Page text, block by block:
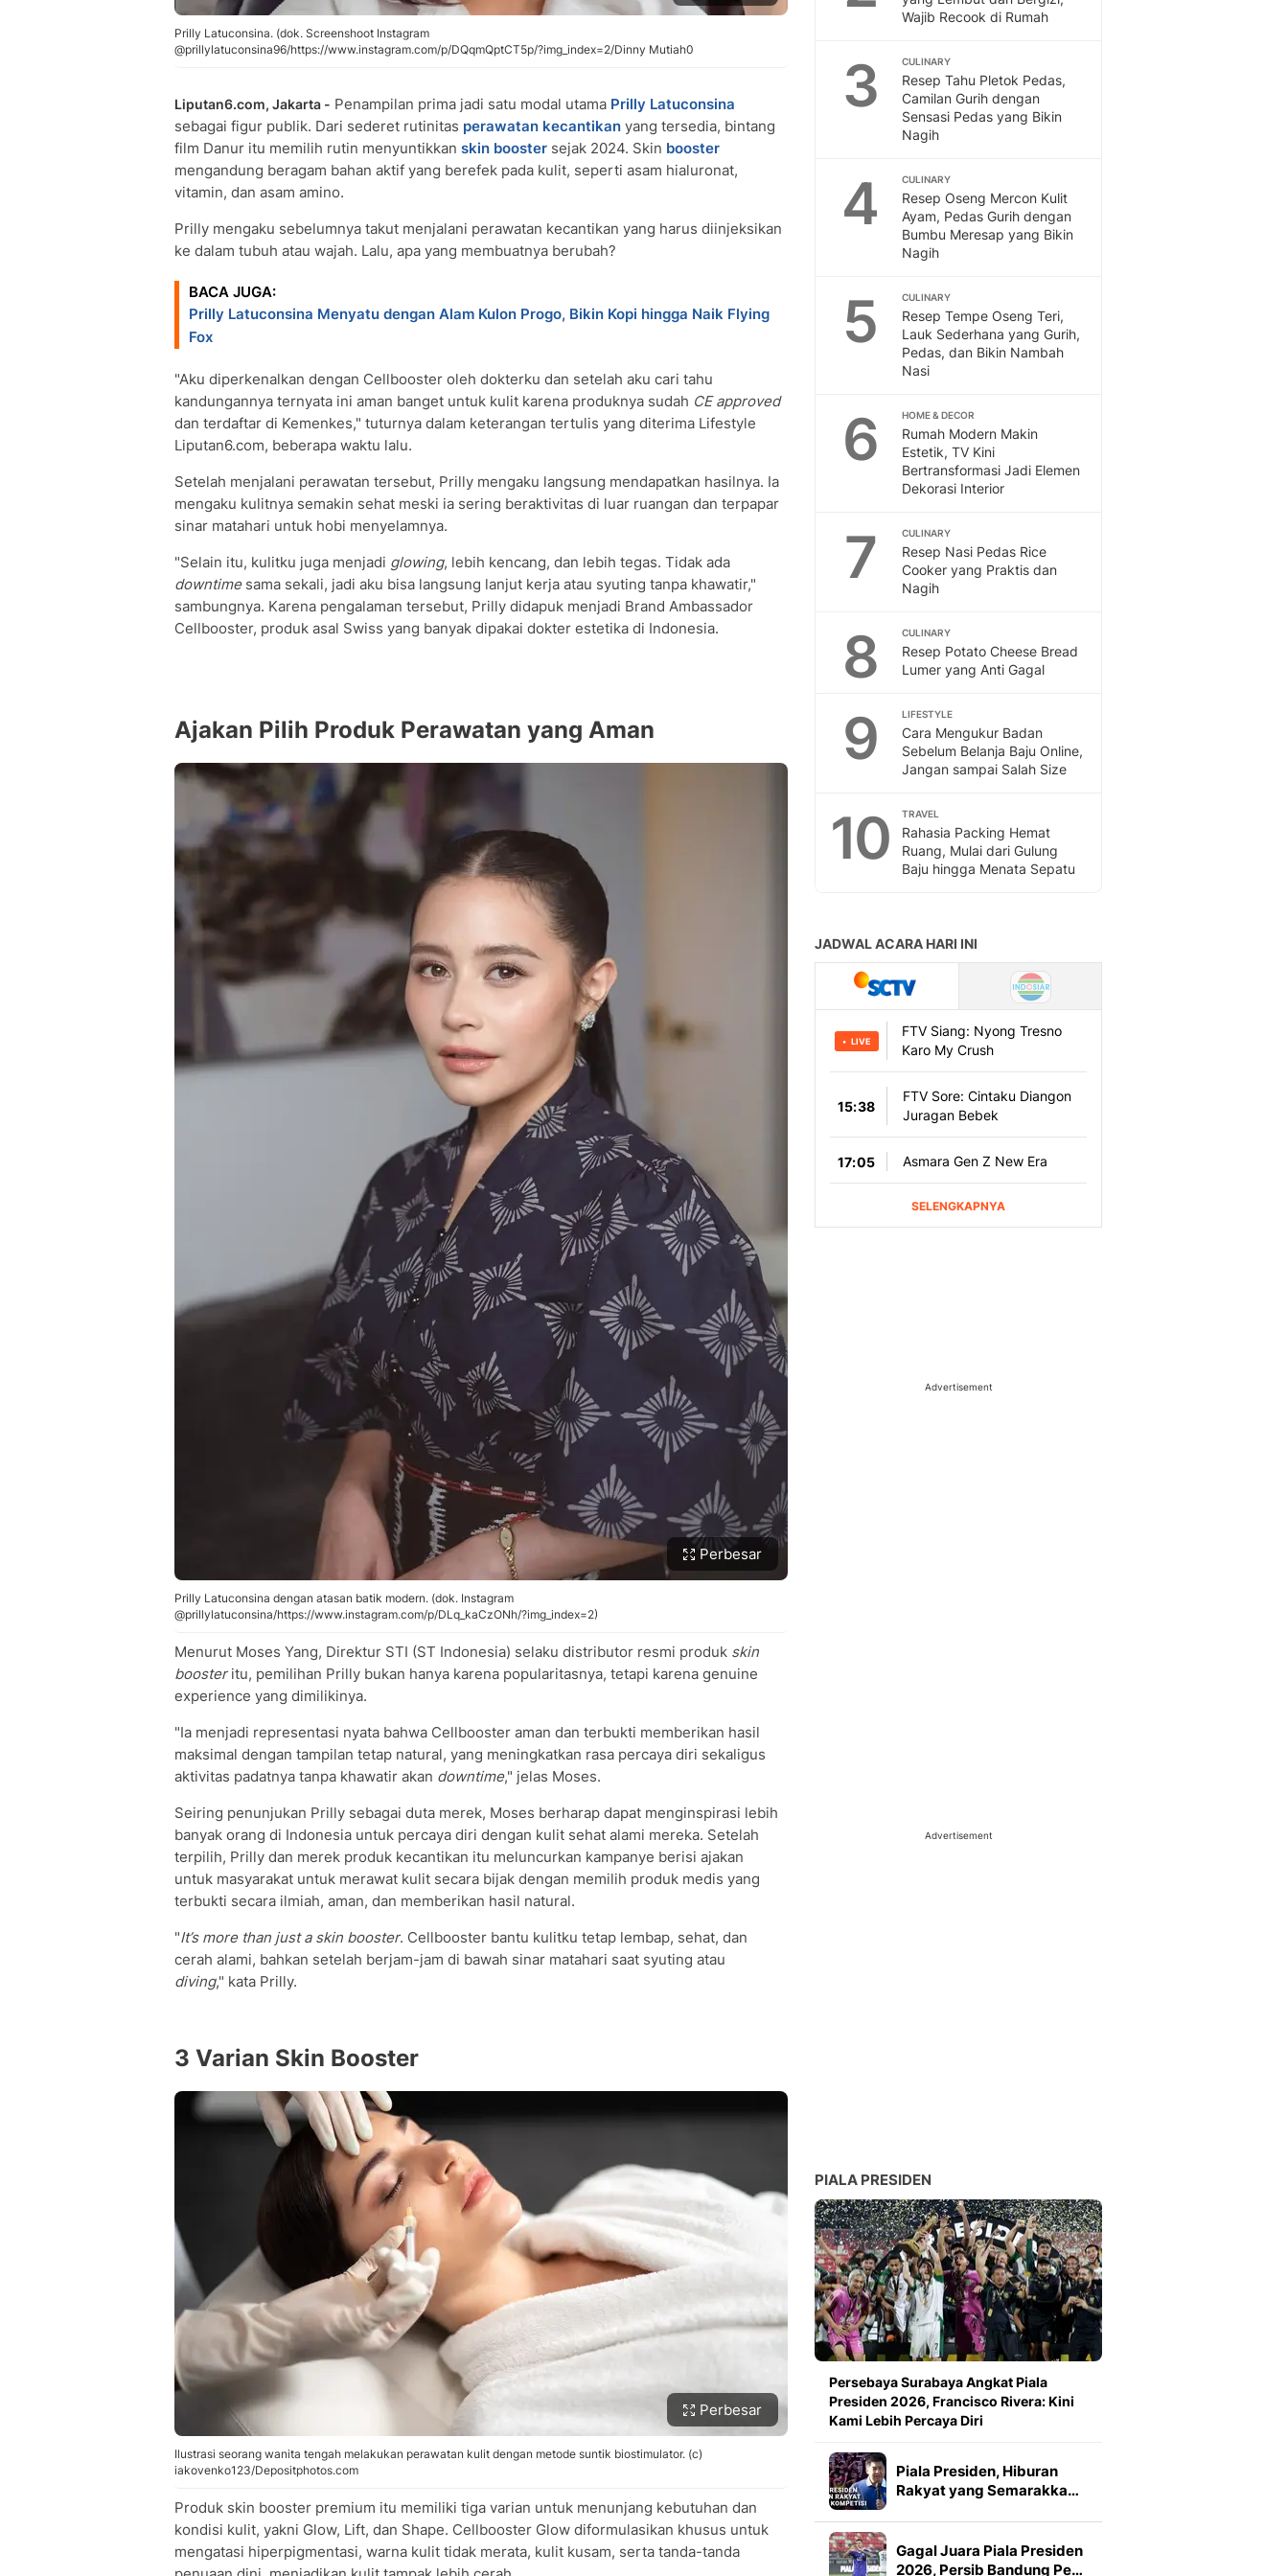
Prilly Latuconsina. (dok. Screenshoot Instagram
@prillylatuconsina96/https://www.instagram.com/p/DQqmQptCT5p/?img_index=2/Dinny Mutiah0
Liputan6.com, Jakarta - Penampilan prima jadi satu modal utama Prilly Latuconsina
sebagai figur publik. Dari sederet rutinitas perawatan kecantikan yang tersedia, bintang
film Danur itu memilih rutin menyuntikkan skin booster sejak 2024. Skin booster
mengandung beragam bahan aktif yang berefek pada kulit, seperti asam hialuronat,
vitamin, dan asam amino.
Prilly mengaku sebelumnya takut menjalani perawatan kecantikan yang harus diinjeksikan
ke dalam tubuh atau wajah. Lalu, apa yang membuatnya berubah?
BACA JUGA:
Prilly Latuconsina Menyatu dengan Alam Kulon Progo, Bikin Kopi hingga Naik Flying
Fox
"Aku diperkenalkan dengan Cellbooster oleh dokterku dan setelah aku cari tahu
kandungannya ternyata ini aman banget untuk kulit karena produknya sudah CE approved
dan terdaftar di Kemenkes," tuturnya dalam keterangan tertulis yang diterima Lifestyle
Liputan6.com, beberapa waktu lalu.
Setelah menjalani perawatan tersebut, Prilly mengaku langsung mendapatkan hasilnya. Ia
mengaku kulitnya semakin sehat meski ia sering beraktivitas di luar ruangan dan terpapar
sinar matahari untuk hobi menyelamnya.
"Selain itu, kulitku juga menjadi glowing, lebih kencang, dan lebih tegas. Tidak ada
downtimesama sekali, jadi aku bisa langsung lanjut kerja atau syuting tanpa khawatir,"
sambungnya. Karena pengalaman tersebut, Prilly didapuk menjadi Brand Ambassador
Cellbooster, produk asal Swiss yang banyak dipakai dokter estetika di Indonesia.
Ajakan Pilih Produk Perawatan yang Aman
Perbesar
Prilly Latuconsina dengan atasan batik modern. (dok. Instagram
@prillylatuconsina/https://www.instagram.com/p/DLq_kaCzONh/?img_index=2)
Menurut Moses Yang, Direktur STI (ST Indonesia) selaku distributor resmi produk skin
boosteritu, pemilihan Prilly bukan hanya karena popularitasnya, tetapi karena genuine
experience yang dimilikinya.
"Ia menjadi representasi nyata bahwa Cellbooster aman dan terbukti memberikan hasil
maksimal dengan tampilan tetap natural, yang meningkatkan rasa percaya diri sekaligus
aktivitas padatnya tanpa khawatir akan downtime," jelas Moses.
Seiring penunjukan Prilly sebagai duta merek, Moses berharap dapat menginspirasi lebih
banyak orang di Indonesia untuk percaya diri dengan kulit sehat alami mereka. Setelah
terpilih, Prilly dan merek produk kecantikan itu meluncurkan kampanye berisi ajakan
untuk masyarakat untuk merawat kulit secara bijak dengan memilih produk medis yang
terbukti secara ilmiah, aman, dan memberikan hasil natural.
"It’s more than just a skin booster. Cellbooster bantu kulitku tetap lembap, sehat, dan
cerah alami, bahkan setelah berjam-jam di bawah sinar matahari saat syuting atau
diving," kata Prilly.
3 Varian Skin Booster
Perbesar
Ilustrasi seorang wanita tengah melakukan perawatan kulit dengan metode suntik biostimulator. (c)
iakovenko123/Depositphotos.com
Produk skin booster premium itu memiliki tiga varian untuk menunjang kebutuhan dan
kondisi kulit, yakni Glow, Lift, dan Shape. Cellbooster Glow diformulasikan khusus untuk
mengatasi hiperpigmentasi, warna kulit tidak merata, kulit kusam, serta tanda-tanda
Wajib Recook di Rumah
3 CULINARY
Resep Tahu Pletok Pedas,
Camilan Gurih dengan
Sensasi Pedas yang Bikin
Nagih
4 CULINARY
Resep Oseng Mercon Kulit
Ayam, Pedas Gurih dengan
Bumbu Meresap yang Bikin
Nagih
5 CULINARY
Resep Tempe Oseng Teri,
Lauk Sederhana yang Gurih,
Pedas, dan Bikin Nambah
Nasi
6 HOME & DECOR
Rumah Modern Makin
Estetik, TV Kini
Bertransformasi Jadi Elemen
Dekorasi Interior
7 CULINARY
Resep Nasi Pedas Rice
Cooker yang Praktis dan
Nagih
8 CULINARY
Resep Potato Cheese Bread
Lumer yang Anti Gagal
9 LIFESTYLE
Cara Mengukur Badan
Sebelum Belanja Baju Online,
Jangan sampai Salah Size
10 TRAVEL
Rahasia Packing Hemat
Ruang, Mulai dari Gulung
Baju hingga Menata Sepatu
Advertisement
Advertisement
PIALA PRESIDEN
Persebaya Surabaya Angkat Piala
Presiden 2026, Francisco Rivera: Kini
Kami Lebih Percaya Diri
Piala Presiden, Hiburan
Rakyat yang Semarakka…
Gagal Juara Piala Presiden
2026, Persib Bandung Pe…